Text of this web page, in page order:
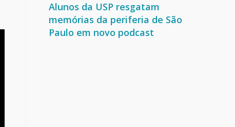
Alunos da USP resgatam
memórias da periferia de São
Paulo em novo podcast